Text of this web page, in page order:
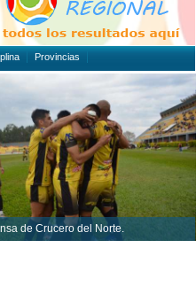
Provincias
de Crucero del Norte.